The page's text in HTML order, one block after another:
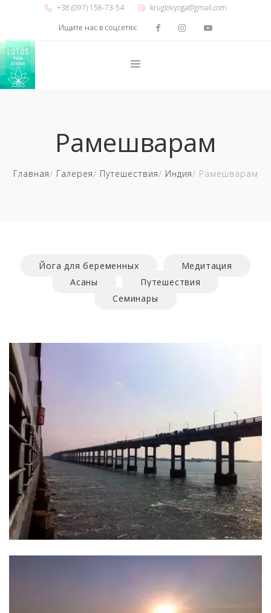
+38 (097) 158-73-54
kruglovyoga@gmail.com
Ищите нас в соцсетях:
Рамешварам
Главная Галерея Путешествия Индия Рамешварам
Йога для беременных
Медитация
Асаны
Путешествия
Семинары